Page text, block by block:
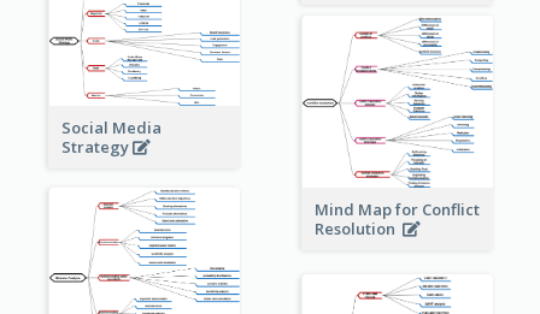
Social Media
Strategy
Mind Map for Conflict
Resolution